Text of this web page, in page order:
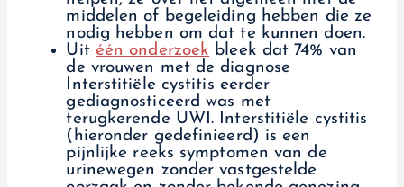
middelen of begeleiding hebben die ze
nodig hebben om dat te kunnen doen.
Uit één onderzoek bleek dat 74% van
de vrouwen met de diagnose
Interstitiële cystitis eerder
gediagnosticeerd was met
terugkerende UWI. Interstitiële cystitis
(hieronder gedefinieerd) is een
pijnlijke reeks symptomen van de
urinewegen zonder vastgestelde